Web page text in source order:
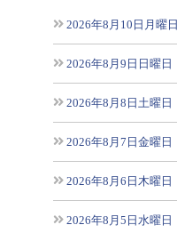
2026年8月10日月曜日
2026年8月9日日曜日
2026年8月8日土曜日
2026年8月7日金曜日
2026年8月6日木曜日
2026年8月5日水曜日